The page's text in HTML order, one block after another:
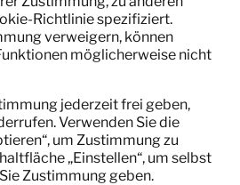
(exklusiv MwSt)
Richtlinie spezifiziert.
verweigern, können
möglicherweise nicht
jederzeit frei geben,
Verwenden Sie die
um Zustimmung zu
„Einstellen“, um selbst
Zustimmung geben.